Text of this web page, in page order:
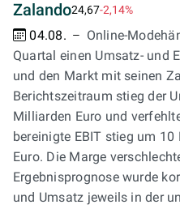
Zalando24,67-2,14%
04.08.
Online-
Quartal einen Umsatz- und
und den Markt mit seinen
Berichtszeitraum stieg der
Milliarden Euro und
bereinigte EBIT stieg um
Euro. Die Marge
Ergebnisprognose wurde
und Umsatz jeweils in der